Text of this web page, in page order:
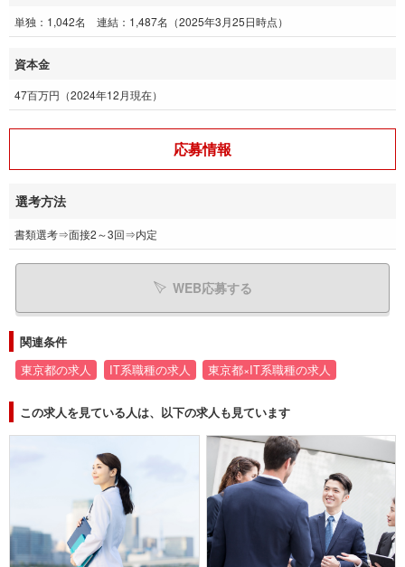
単独：1,042名 連結：1,487名（2025年3月25日時点）
資本金
47百万円（2024年12月現在）
応募情報
選考方法
書類選考⇒面接2～3回⇒内定
WEB応募する
関連条件
東京都の求人 IT系職種の求人 東京都×IT系職種の求人
この求人を見ている人は、以下の求人も見ています